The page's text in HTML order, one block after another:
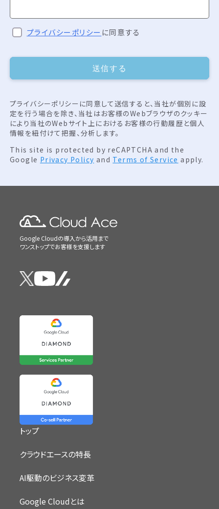
プライバシーポリシー に同意する
送信する
プライバシーポリシーに同意して送信すると、当社が個別に設
定を行う場合を除き、当社はお客様のWebブラウザのクッキー
により当社のWebサイト上におけるお客様の行動履歴と個人
情報を紐付けて把握、分析します。
This site is protected by reCAPTCHA and the
Google Privacy Policy and Terms of Service apply.
Google Cloudの導入から活用まで
ワンストップでお客様を支援します
トップ
クラウドエースの特長
AI駆動のビジネス変革
Google Cloudとは